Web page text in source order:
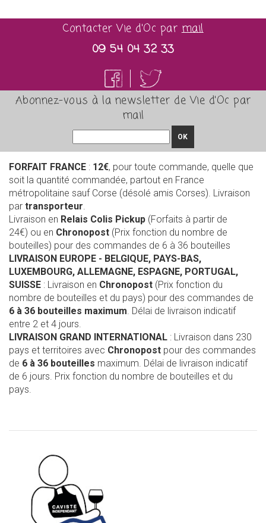
Contacter Vie d'Oc parmail
09 54 04 32 33
Abonnez-vous à la newsletter de Vie d'Oc par
mail
OK
FORFAIT FRANCE : 12€, pour toute commande, quelle que
soit la quantité commandée, partout en France
métropolitaine sauf Corse (désolé amis Corses). Livraison
par transporteur.
Livraison en Relais Colis Pickup (Forfaits à partir de
24€) ou en Chronopost (Prix fonction du nombre de
bouteilles) pour des commandes de 6 à 36 bouteilles
LIVRAISON EUROPE - BELGIQUE, PAYS-BAS,
LUXEMBOURG, ALLEMAGNE, ESPAGNE, PORTUGAL,
SUISSE : Livraison en Chronopost (Prix fonction du
nombre de bouteilles et du pays) pour des commandes de
6 à 36 bouteilles maximum. Délai de livraison indicatif
entre 2 et 4 jours.
LIVRAISON GRAND INTERNATIONAL : Livraison dans 230
pays et territoires avec Chronopost pour des commandes
de 6 à 36 bouteilles maximum. Délai de livraison indicatif
de 6 jours. Prix fonction du nombre de bouteilles et du
pays.